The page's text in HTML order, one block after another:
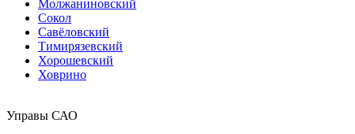
Молжаниновский
Сокол
Савёловский
Тимирязевский
Хорошевский
Ховрино
Управы САО